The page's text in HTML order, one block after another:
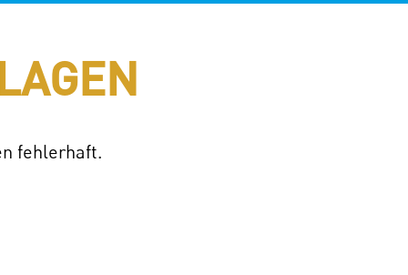
fehlerhaft.